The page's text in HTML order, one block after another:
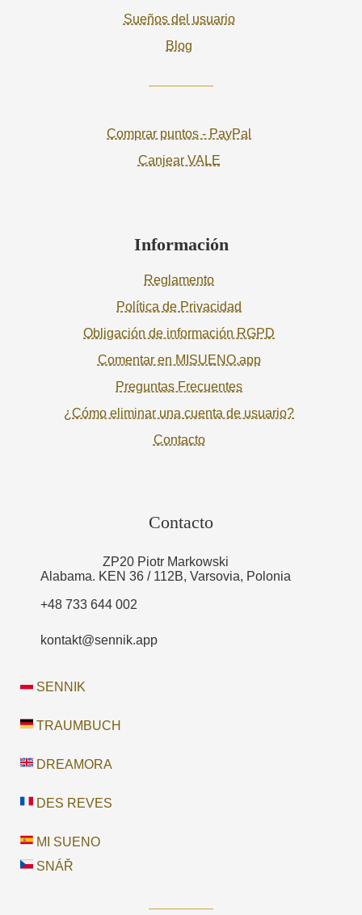
Sueños del usuario
Blog
Comprar puntos - PayPal
Canjear VALE
Información
Reglamento
Política de Privacidad
Obligación de información RGPD
Comentar en MISUENO.app
Preguntas Frecuentes
¿Cómo eliminar una cuenta de usuario?
Contacto
Contacto
ZP20 Piotr Markowski
Alabama. KEN 36 / 112B, Varsovia, Polonia
+48 733 644 002
kontakt@sennik.app
SENNIK
TRAUMBUCH
DREAMORA
DES REVES
MI SUENO
SNÁŘ